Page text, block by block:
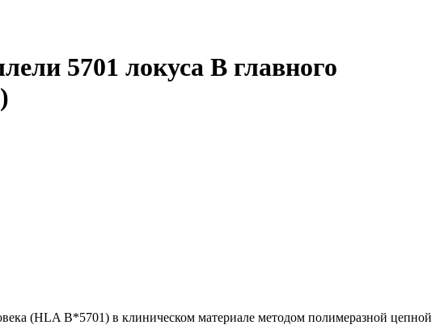
5701 локуса В главного
(HLA B*5701) в клиническом материале методом полимеразной цепной